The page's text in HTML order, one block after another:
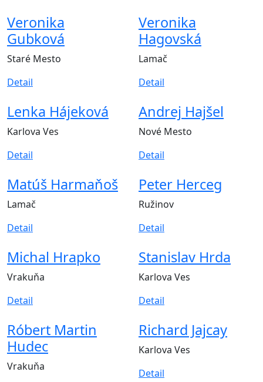
Veronika
Gubková
Staré Mesto
Detail
Veronika
Hagovská
Lamač
Detail
Lenka Hájeková
Karlova Ves
Detail
Andrej Hajšel
Nové Mesto
Detail
Matúš Harmaňoš
Lamač
Detail
Peter Herceg
Ružinov
Detail
Michal Hrapko
Vrakuňa
Detail
Stanislav Hrda
Karlova Ves
Detail
Róbert Martin
Hudec
Vrakuňa
Richard Jajcay
Karlova Ves
Detail